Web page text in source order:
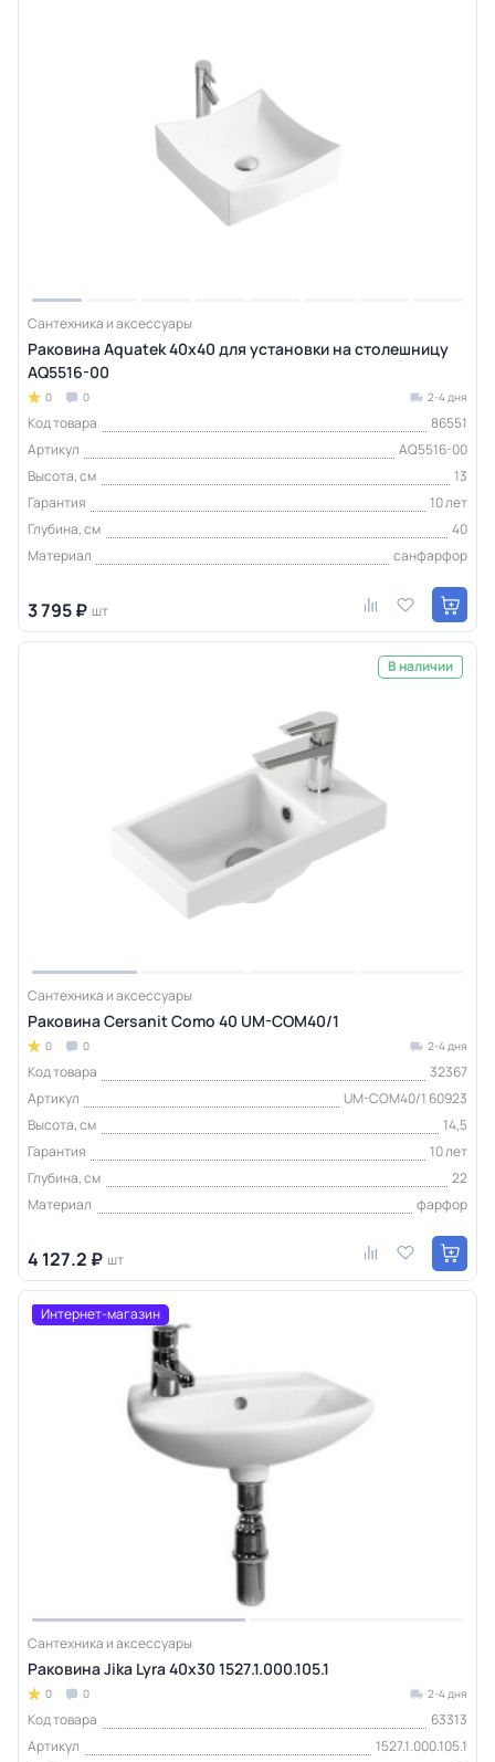
Сантехника и аксессуары
Раковина Aquatek 40х40 для установки на столешницу
AQ5516-00
0 0 2-4 дня
Код товара
86551
Артикул
AQ5516-00
Высота, см
13
Гарантия
10 лет
Глубина, см
40
Материал
санфарфор
3 795 ₽ шт
В наличии
Сантехника и аксессуары
Раковина Cersanit Como 40 UM-COM40/1
0 0 2-4 дня
Код товара
32367
Артикул
UM-COM40/1 60923
Высота, см
14,5
Гарантия
10 лет
Глубина, см
22
Материал
фарфор
4 127.2 ₽ шт
Интернет-магазин
Сантехника и аксессуары
Раковина Jika Lyra 40x30 1527.1.000.105.1
0 0 2-4 дня
Код товара
63313
Артикул
1527.1.000.105.1